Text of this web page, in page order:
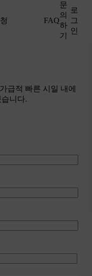
FAQ
문
의
하
기
로
그
인
급적 빠른 시일 내에
니다.